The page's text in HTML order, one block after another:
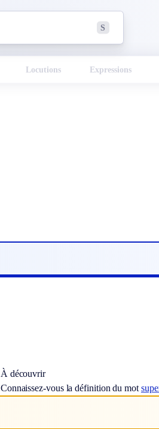
S
Locutions Expressions
À découvrir
Connaissez-vous la définition du mot